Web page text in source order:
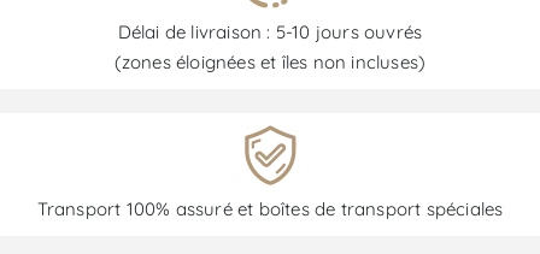
Délai de livraison : 5-10 jours ouvrés
(zones éloignées et îles non incluses)
Transport 100% assuré et boîtes de transport spéciales